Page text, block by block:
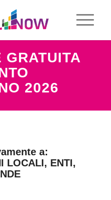
GRATUITA
2026
a:
LOCALI, ENTI,